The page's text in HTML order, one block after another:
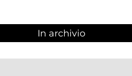
In archivio